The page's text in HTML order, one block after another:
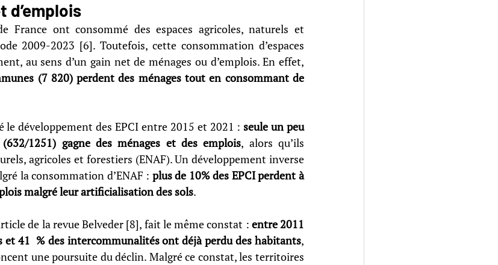
d’emplois
France ont consommé des espaces agricoles, naturels et
2009-2023 [6]. Toutefois, cette consommation d’espaces
(7 820) perdent des ménages tout en consommant de
le développement des EPCI entre 2015 et 2021 : seule un peu
1251) gagne des ménages et des emplois, alors qu’ils
agricoles et forestiers (ENAF). Un développement inverse
la consommation d’ENAF : plus de 10% des EPCI perdent à
malgré leur artificialisation des sols.
de la revue Belveder [8], fait le même constat : entre 2011
et 41  % des intercommunalités ont déjà perdu des habitants,
une poursuite du déclin. Malgré ce constat, les territoires